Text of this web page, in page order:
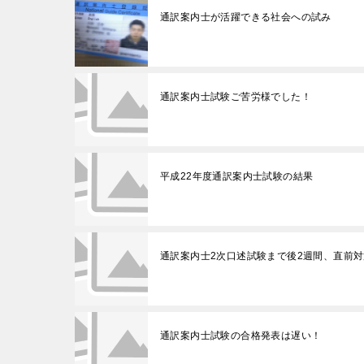
通訳案内士が活躍できる社会への試み
通訳案内士試験ご苦労様でした！
平成22年度通訳案内士試験の結果
通訳案内士2次口述試験まで後2週間、直前
通訳案内士試験の合格発表は遅い！